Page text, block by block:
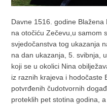
Davne 1516. godine
na otočiću Zečevu,u samom
svjedočanstva tog ukazanja
na dan ukazanja, 5. svibnja,
koji se u okolici Nina
iz raznih krajeva i hodočaste
potvrđenih čudotvornih
proteklih pet stotina godina,